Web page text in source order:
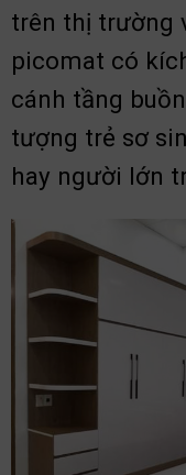
trên thị trường
picomat có
cánh tầng
tượng trẻ sơ
hay người lớn